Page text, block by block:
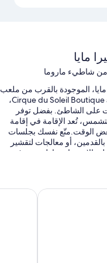
مايا
من شاطيء ماروما
الموجودة بالقرب من ملعب
بلايا بارايسو للجولف وCirque du Soleil Boutique at Vidanta Riviera Maya،
بارات بحمام السباحة، و2 بارات على الشاطئ. بفضل توفر
تُعد الإقامة في إقامة
الوقت.متّع نفسك بجلسات
أو معالجات لتقشير
بتناول وجبة في
تشمل الإفطار، والغداء،
الأنشطة الأخرى التي
الشاطئ.يتوفر واي فاي مجاني داخل الغرفة لكل النزلاء، بجانب 5 بارات قربجميع الخدماتجراند